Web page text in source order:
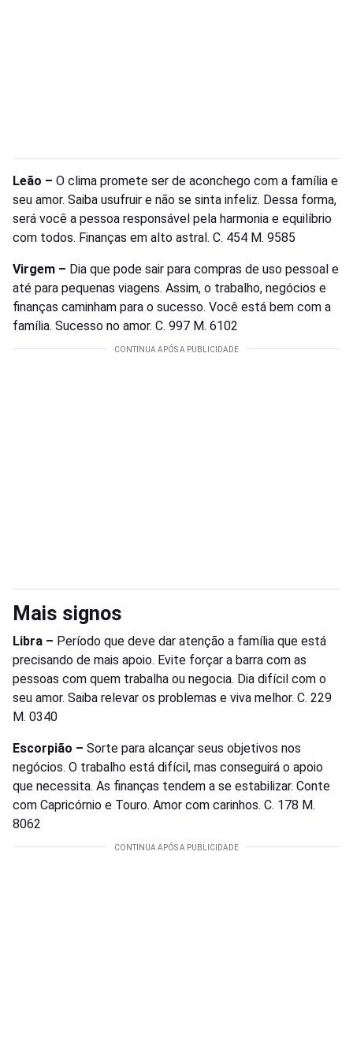
Leão – O clima promete ser de aconchego com a família e
seu amor. Saiba usufruir e não se sinta infeliz. Dessa forma,
será você a pessoa responsável pela harmonia e equilíbrio
com todos. Finanças em alto astral. C. 454 M. 9585
Virgem – Dia que pode sair para compras de uso pessoal e
até para pequenas viagens. Assim, o trabalho, negócios e
finanças caminham para o sucesso. Você está bem com a
família. Sucesso no amor. C. 997 M. 6102
Mais signos
Libra – Período que deve dar atenção a família que está
precisando de mais apoio. Evite forçar a barra com as
pessoas com quem trabalha ou negocia. Dia difícil com o
seu amor. Saiba relevar os problemas e viva melhor. C. 229
M. 0340
Escorpião – Sorte para alcançar seus objetivos nos
negócios. O trabalho está difícil, mas conseguirá o apoio
que necessita. As finanças tendem a se estabilizar. Conte
com Capricórnio e Touro. Amor com carinhos. C. 178 M.
8062